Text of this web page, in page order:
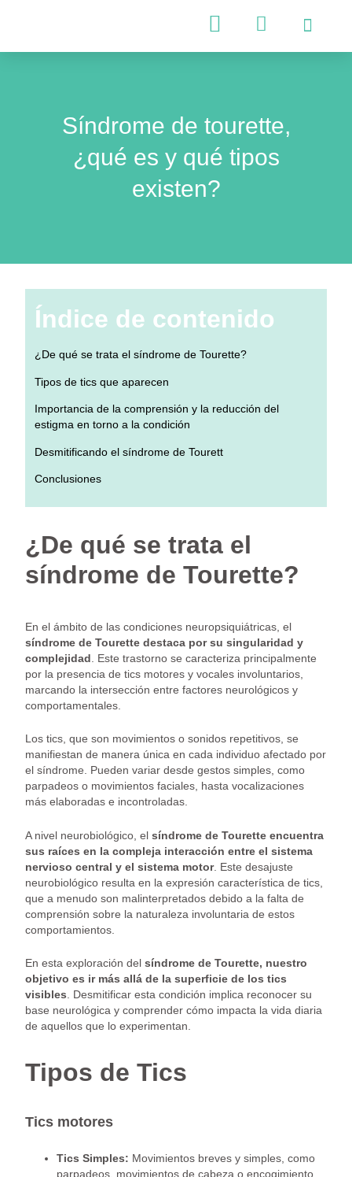
Síndrome de tourette,
¿qué es y qué tipos
existen?
Índice de contenido
¿De qué se trata el síndrome de Tourette?
Tipos de tics que aparecen
Importancia de la comprensión y la reducción del
estigma en torno a la condición
Desmitificando el síndrome de Tourett
Conclusiones
¿De qué se trata el
síndrome de Tourette?
En el ámbito de las condiciones neuropsiquiátricas, el
síndrome de Tourette destaca por su singularidad y
complejidad . Este trastorno se caracteriza principalmente
por la presencia de tics motores y vocales involuntarios,
marcando la intersección entre factores neurológicos y
comportamentales.
Los tics, que son movimientos o sonidos repetitivos, se
manifiestan de manera única en cada individuo afectado por
el síndrome. Pueden variar desde gestos simples, como
parpadeos o movimientos faciales, hasta vocalizaciones
más elaboradas e incontroladas.
A nivel neurobiológico, elsíndrome de Tourette encuentra
sus raíces en la compleja interacción entre el sistema
nervioso central y el sistema motor. Este desajuste
neurobiológico resulta en la expresión característica de tics,
que a menudo son malinterpretados debido a la falta de
comprensión sobre la naturaleza involuntaria de estos
comportamientos.
En esta exploración delsíndrome de Tourette, nuestro
objetivo es ir más allá de la superficie de los tics
visibles . Desmitificar esta condición implica reconocer su
base neurológica y comprender cómo impacta la vida diaria
de aquellos que lo experimentan.
Tipos de Tics
Tics motores
Tics Simples: Movimientos breves y simples, como
parpadeos, movimientos de cabeza o encogimiento